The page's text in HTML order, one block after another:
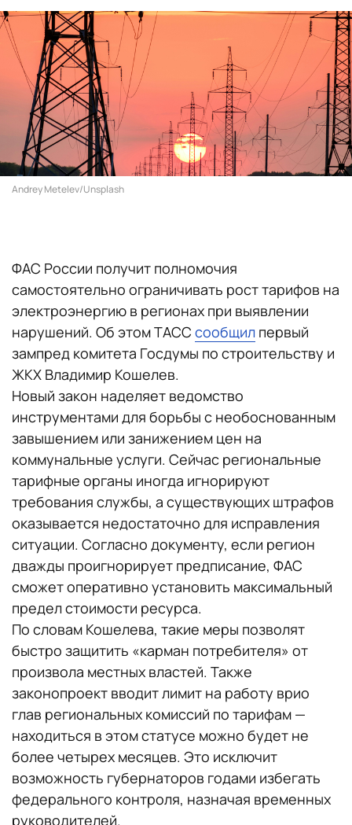
Andrey Metelev/Unsplash
ФАС России получит полномочия
самостоятельно ограничивать рост тарифов на
электроэнергию в регионах при выявлении
нарушений. Об этом ТАСС сообщил первый
зампред комитета Госдумы по строительству и
ЖКХ Владимир Кошелев.
Новый закон наделяет ведомство
инструментами для борьбы с необоснованным
завышением или занижением цен на
коммунальные услуги. Сейчас региональные
тарифные органы иногда игнорируют
требования службы, а существующих штрафов
оказывается недостаточно для исправления
ситуации. Согласно документу, если регион
дважды проигнорирует предписание, ФАС
сможет оперативно установить максимальный
предел стоимости ресурса.
По словам Кошелева, такие меры позволят
быстро защитить «карман потребителя» от
произвола местных властей. Также
законопроект вводит лимит на работу врио
глав региональных комиссий по тарифам —
находиться в этом статусе можно будет не
более четырех месяцев. Это исключит
возможность губернаторов годами избегать
федерального контроля, назначая временных
руководителей.